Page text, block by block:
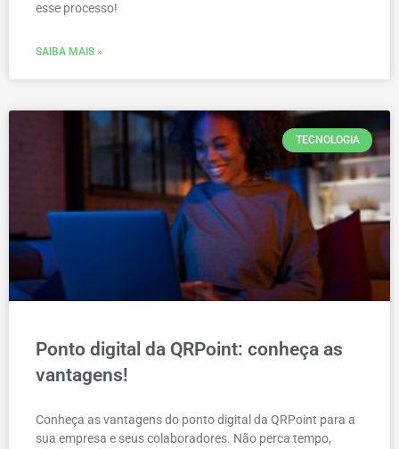
esse processo!
SAIBA MAIS »
TECNOLOGIA
Ponto digital da QRPoint: conheça as
vantagens!
Conheça as vantagens do ponto digital da QRPoint para a
sua empresa e seus colaboradores. Não perca tempo,